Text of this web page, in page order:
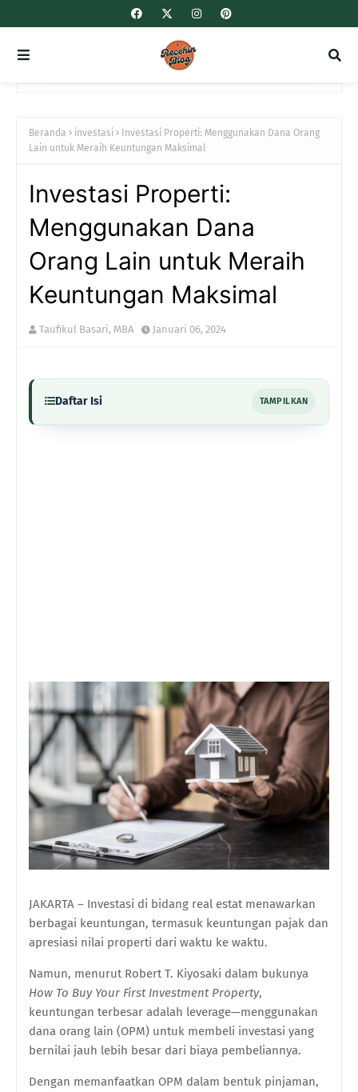
Beranda investasi
Investasi Properti: Menggunakan Dana Orang
Lain untuk Meraih Keuntungan Maksimal
Investasi Properti:
Menggunakan Dana
Orang Lain untuk Meraih
Keuntungan Maksimal
Taufikul Basari, MBA Januari 06, 2024
Daftar Isi TAMPILKAN
JAKARTA – Investasi di bidang real estat menawarkan
berbagai keuntungan, termasuk keuntungan pajak dan
apresiasi nilai properti dari waktu ke waktu.
Namun, menurut Robert T. Kiyosaki dalam bukunya
How To Buy Your First Investment Property,
keuntungan terbesar adalah leverage—menggunakan
dana orang lain (OPM) untuk membeli investasi yang
bernilai jauh lebih besar dari biaya pembeliannya.
Dengan memanfaatkan OPM dalam bentuk pinjaman,